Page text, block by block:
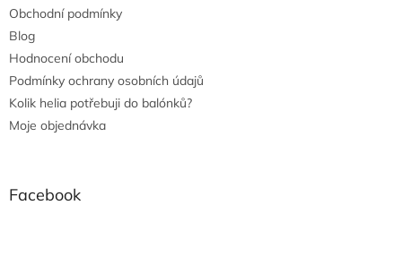
Obchodní podmínky
Blog
Hodnocení obchodu
Podmínky ochrany osobních údajů
Kolik helia potřebuji do balónků?
Moje objednávka
Facebook